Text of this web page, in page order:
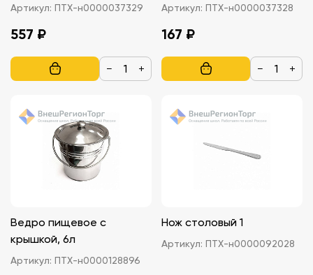
Артикул: ПТХ-н0000037329
557 ₽
− +
Артикул: ПТХ-н0000037328
167 ₽
− +
Ведро пищевое с
крышкой, 6л
Артикул: ПТХ-н0000128896
Нож столовый 1
Артикул: ПТХ-н0000092028